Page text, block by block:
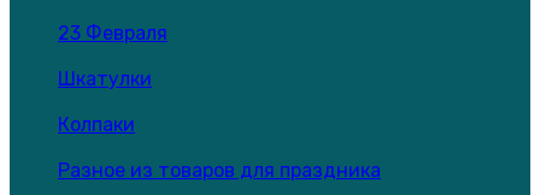
23 Февраля
Шкатулки
Колпаки
Разное из товаров для праздника